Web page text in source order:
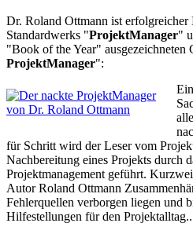
Dr. Roland Ottmann ist erfolgreicher
Standardwerks "ProjektManager"
"Book of the Year" ausgezeichneten
ProjektManager":
für Schritt wird der Leser vom
Nachbereitung eines Projekts durch
Projektmanagement geführt.
Autor Roland Ottmann
Fehlerquellen verborgen liegen und
Hilfestellungen für den